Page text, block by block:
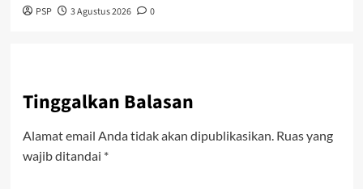
PSP 3 Agustus 2026 0
Tinggalkan Balasan
Alamat email Anda tidak akan dipublikasikan. Ruas yang
wajib ditandai *